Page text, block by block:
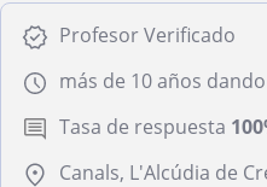
Profesor Verificado
más de 10 años
Tasa de respuesta
Canals, L'Alcúdia de